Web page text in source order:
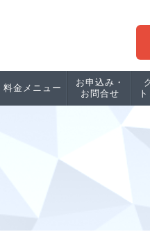
料金メニュー
お申込み・
お問合せ